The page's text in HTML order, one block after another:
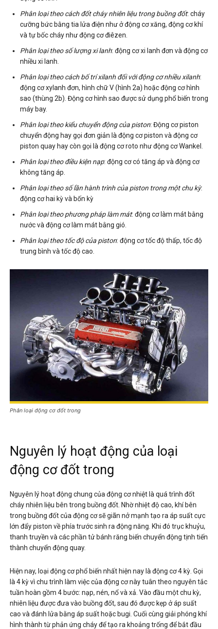
Phân loại theo cách đốt cháy nhiên liệu trong buồng đốt: cháy
cưỡng bức bằng tia lửa điện như ở động cơ xăng, động cơ khí
và tự bốc cháy như động cơ điêzen.
Phân loại theo số lượng xi lanh: động cơ xi lanh đơn và động cơ
nhiều xi lanh.
Phân loại theo cách bố trí xilanh đối với động cơ nhiều xilanh:
động cơ xylanh đơn, hình chữ V (hình 2a) hoặc động cơ hình
sao (thùng 2b). Động cơ hình sao được sử dụng phổ biến trong
máy bay.
Phân loại theo kiểu chuyển động của piston: Động cơ piston
chuyển động hay gọi đơn giản là động cơ piston và động cơ
piston quay hay còn gọi là động cơ roto như động cơ Wankel.
Phân loại theo điều kiện nạp: động cơ có tăng áp và động cơ
không tăng áp.
Phân loại theo số lần hành trình của piston trong một chu kỳ:
động cơ hai kỳ và bốn kỳ
Phân loại theo phương pháp làm mát: động cơ làm mát bằng
nước và động cơ làm mát bằng gió.
Phân loại theo tốc độ của piston: động cơ tốc độ thấp, tốc độ
trung bình và tốc độ cao.
Phân loại động cơ đốt trong
Nguyên lý hoạt động của loại
động cơ đốt trong
Nguyên lý hoạt động chung của động cơ nhiệt là quá trình đốt
cháy nhiên liệu bên trong buồng đốt. Nhờ nhiệt độ cao, khí bên
trong buồng đốt của động cơ sẽ giãn nở mạnh tạo ra áp suất cực
lớn đẩy piston về phía trước sinh ra động năng. Khi đó trục khuỷu,
thanh truyền và các phần tử bánh răng biến chuyển động tịnh tiến
thành chuyển động quay.
Hiện nay, loại động cơ phổ biến nhất hiện nay là động cơ 4 kỳ. Gọi
là 4 kỳ vì chu trình làm việc của động cơ này tuân theo nguyên tắc
tuần hoàn gồm 4 bước: nạp, nén, nổ và xả. Vào đầu một chu kỳ,
nhiên liệu được đưa vào buồng đốt, sau đó được kẹp ở áp suất
cao và đánh lửa bằng áp suất hoặc bugi. Cuối cùng giải phóng khí
hình thành từ phản ứng cháy để tạo ra khoảng trống để bắt đầu